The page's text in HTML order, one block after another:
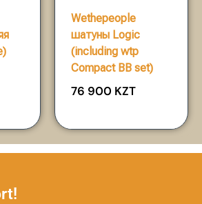
Wethepeople
шатуны Logic
(including wtp
Compact BB set)
76 900 KZT